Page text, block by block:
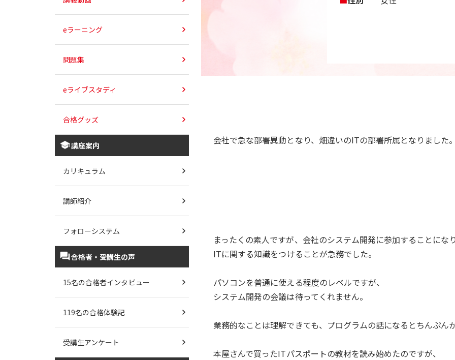
会社で急な部署異動となり、畑違いのITの部署所属となりました。
まったくの素人ですが、会社のシステム開発に参加することになり
ITに関する知識をつけることが急務でした。
パソコンを普通に使える程度のレベルですが、
システム開発の会議は待ってくれません。
業務的なことは理解できても、プログラムの話になるとちんぷん
本屋さんで買ったITパスポートの教材を読み始めたのですが、
eラーニング
問題集
eライブスタディ
合格グッズ
講座案内
カリキュラム
講師紹介
フォローシステム
合格者・受講生の声
15名の合格者インタビュー
119名の合格体験記
受講生アンケート